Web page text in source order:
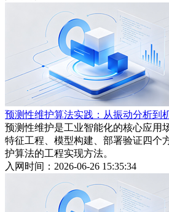
预测性维护算法实践：从振动分析到
预测性维护是工业智能化的核心应用
特征工程、模型构建、部署验证四个
护算法的工程实现方法。
入网时间：2026-06-26 15:35:34